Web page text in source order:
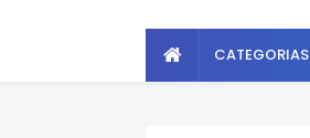
CATEGORIAS